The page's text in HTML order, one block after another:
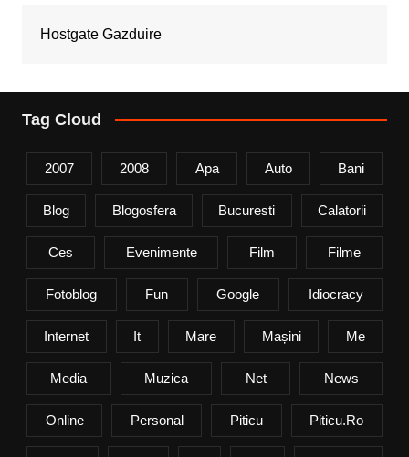
Hostgate Gazduire
Tag Cloud
2007 2008 Apa Auto Bani
Blog Blogosfera Bucuresti Calatorii
Ces Evenimente Film Filme
Fotoblog Fun Google Idiocracy
Internet It Mare Mașini Me
Media Muzica Net News
Online Personal Piticu Piticu.ro